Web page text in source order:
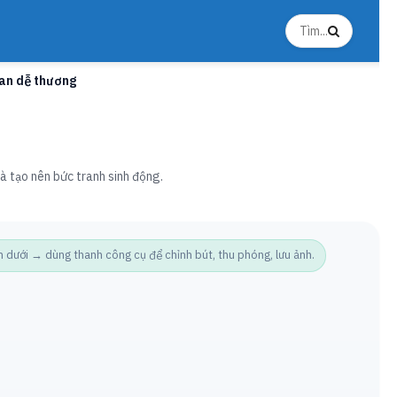
dễ thương
tạo nên bức tranh sinh động.
→ dùng thanh công cụ để chỉnh bút, thu phóng, lưu ảnh.